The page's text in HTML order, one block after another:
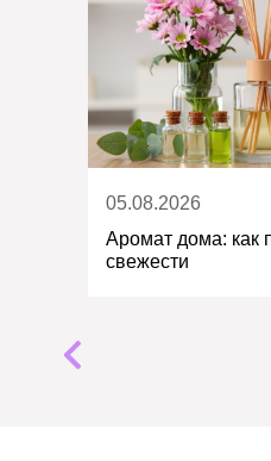
05.08.2026
Аромат дома: как
свежести